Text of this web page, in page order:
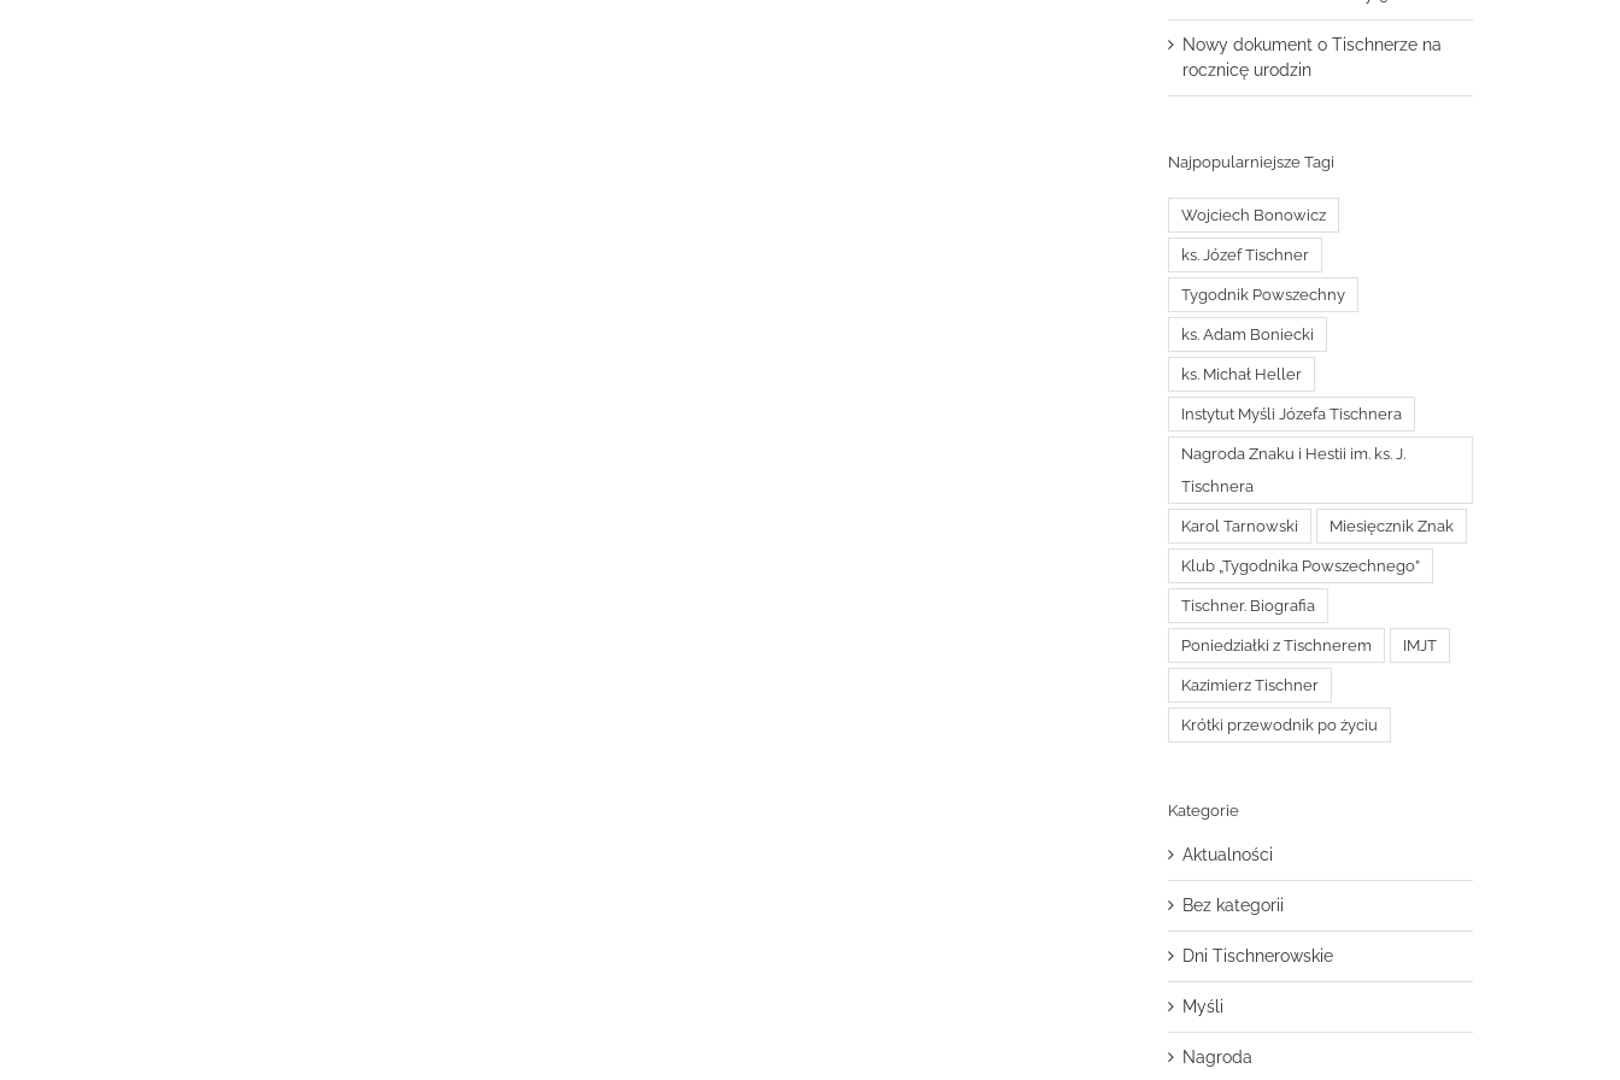
Nowy dokument o Tischnerze na
rocznicę urodzin
Najpopularniejsze Tagi
Wojciech Bonowicz
ks. Józef Tischner
Tygodnik Powszechny
ks. Adam Boniecki
ks. Michał Heller
Instytut Myśli Józefa Tischnera
Nagroda Znaku i Hestii im. ks. J.
Tischnera
Karol Tarnowski Miesięcznik Znak
Klub „Tygodnika Powszechnego”
Tischner. Biografia
Poniedziałki z Tischnerem IMJT
Kazimierz Tischner
Krótki przewodnik po życiu
Kategorie
Aktualności
Bez kategorii
Dni Tischnerowskie
Myśli
Nagroda